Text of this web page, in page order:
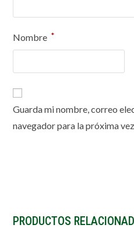
Nombre *
Guarda mi nombre, correo
navegador para la próxima
PRODUCTOS